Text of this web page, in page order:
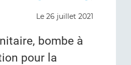
Le 26 juillet 2021
bombe à
pour la